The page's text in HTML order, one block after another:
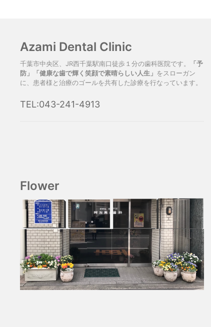
Azami Dental Clinic
千葉市中央区、JR西千葉駅南口徒歩１分の歯科医院です。
「予
防」「健康な歯で輝く笑顔で素晴らしい人生」 をスローガン
に、患者様と治療のゴールを共有した診療を行なっています。
TEL:043-241-4913
Flower